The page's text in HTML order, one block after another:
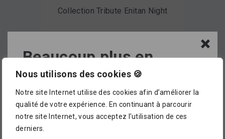
Nous utilisons des cookies 🍪
Notre site Internet utilise des cookies afin d’améliorer la
qualité de votre expérience. En continuant à parcourir
notre site Internet, vous acceptez l’utilisation de ces
derniers.
Collection Tribute Enitan Night
Voir le produit
Beaucoup plus en
magasin !
L’assortiment proposé dans notre catalogue en
ligne ne représente pour le moment qu’un petit
aperçu de ce que vous pourrez trouver dans
nos points de vente